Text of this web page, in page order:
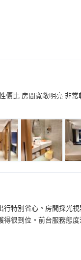
價比 房間寬敞明亮 非
特別省心。房間採光
很到位。前台服務態